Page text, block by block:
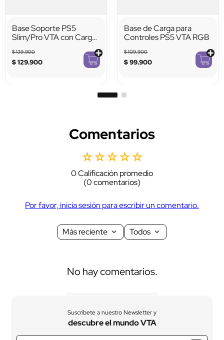
Base Soporte PS5
Slim/Pro VTA con Carga
$139.900
$129.900
Base de Carga para
Controles PS5 VTA RGB
$109.900
$99.900
Comentarios
☆☆☆☆☆
0 Calificación promedio
(0 comentarios)
Por favor, inicia sesión para escribir un comentario.
Más reciente Todos
No hay comentarios.
Suscríbete a nuestro Newsletter y
descubre el mundo VTA